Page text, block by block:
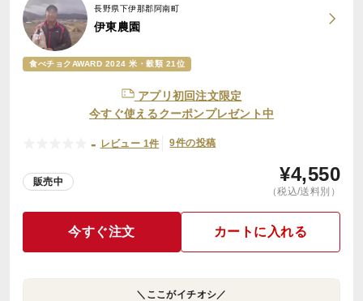
長野県下伊那郡阿南町
伊東農園
食べチョクAWARD 2024 米・穀類 21位
アプリ初回注文限定
今すぐ使えるクーポンプレゼント中
- レビュー 1件 9件の投稿
販売中 ¥4,550
（税込/送料別）
今すぐ注文 カートに入れる
＼ここがイチオシ／